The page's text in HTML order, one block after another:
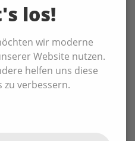
los!
wir moderne
Website nutzen.
helfen uns diese
zu verbessern.